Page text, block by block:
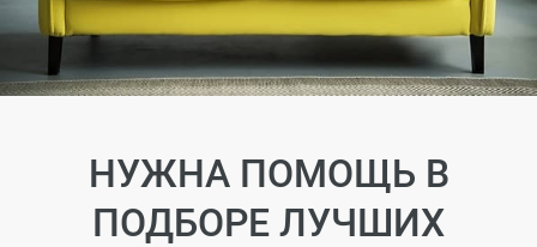
НУЖНА ПОМОЩЬ В
ПОДБОРЕ ЛУЧШИХ